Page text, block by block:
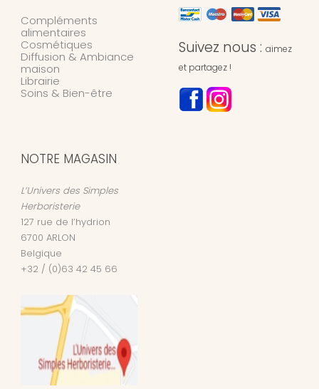
Compléments
alimentaires
Cosmétiques
Diffusion & Ambiance
maison
Librairie
Soins & Bien-être
Suivez nous : aimez
et partagez !
NOTRE MAGASIN
L’Univers des Simples
Herboristerie
127 rue de l’hydrion
6700 ARLON
Belgique
+32 / (0)63 42 45 66